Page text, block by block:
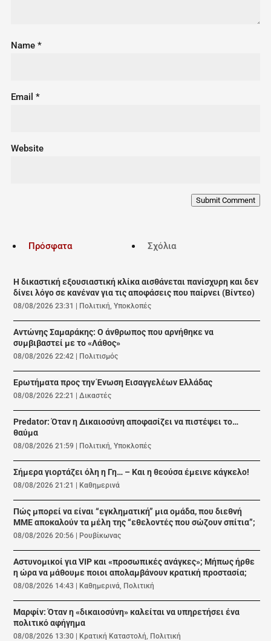
Name *
Email *
Website
Submit Comment
Πρόσφατα Σχόλια
Η δικαστική εξουσιαστική κλίκα αισθάνεται πανίσχυρη και δεν
δίνει λόγο σε κανέναν για τις αποφάσεις που παίρνει (Βίντεο)
08/08/2026 23:31 Πολιτική,Υποκλοπές
Αντώνης Σαμαράκης: Ο άνθρωπος που αρνήθηκε να
συμβιβαστεί με το «Λάθος»
08/08/2026 22:42 Πολιτισμός
Ερωτήματα προς την Ένωση Εισαγγελέων Ελλάδας
08/08/2026 22:21 |Δικαστές
Predator: Όταν η Δικαιοσύνη αποφασίζει να πιστέψει το…
θαύμα
08/08/2026 21:59 Πολιτική,Υποκλοπές
Σήμερα γιορτάζει όλη η Γη… – Και η θεούσα έμεινε κάγκελο!
08/08/2026 21:21 Καθημερινά
Πώς μπορεί να είναι “εγκληματική” μια ομάδα, που διεθνή
ΜΜΕ αποκαλούν τα μέλη της “εθελοντές που σώζουν σπίτια”;
08/08/2026 20:56 Ρουβίκωνας
Αστυνομικοί για VIP και «προσωπικές ανάγκες»; Μήπως ήρθε
η ώρα να μάθουμε ποιοι απολαμβάνουν κρατική προστασία;
08/08/2026 14:43 Καθημερινά, Πολιτική
Μαρφίν: Όταν η «δικαιοσύνη» καλείται να υπηρετήσει ένα
πολιτικό αφήγημα
08/08/2026 13:30 Κρατική Καταστολή, Πολιτική